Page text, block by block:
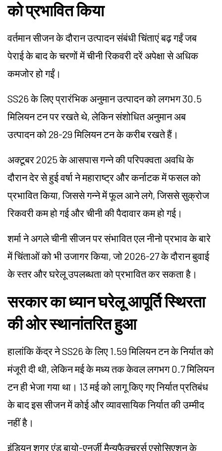
को प्रभावित किया
वर्तमान सीजन के दौरान उत्पादन संबंधी चिंताएं बढ़ गईं जब
पेराई के बाद के चरणों में चीनी रिकवरी दरें अपेक्षा से अधिक
कमजोर हो गईं।
SS26 के लिए प्रारंभिक अनुमान उत्पादन को लगभग 30.5
मिलियन टन पर रखते थे, लेकिन संशोधित अनुमान अब
उत्पादन को 28-29 मिलियन टन के करीब रखते हैं।
अक्टूबर 2025 के आसपास गन्ने की परिपक्वता अवधि के
दौरान देर से हुई वर्षा ने महाराष्ट्र और कर्नाटक में फसल को
प्रभावित किया, जिससे गन्ने में फूल आने लगे, जिससे सुक्रोज
रिकवरी कम हो गई और चीनी की पैदावार कम हो गई।
शर्मा ने अगले चीनी सीजन पर संभावित एल नीनो प्रभाव के बारे
में चिंताओं को भी उजागर किया, जो 2026-27 के दौरान बुवाई
के स्तर और घरेलू उपलब्धता को प्रभावित कर सकता है।
सरकार का ध्यान घरेलू आपूर्ति स्थिरता
की ओर स्थानांतरित हुआ
हालांकि केंद्र ने SS26 के लिए 1.59 मिलियन टन के निर्यात को
मंजूरी दी थी, लेकिन मई के मध्य तक केवल लगभग 0.7 मिलियन
टन ही भेजा गया था। 13 मई को लागू किए गए निर्यात प्रतिबंध
के बाद इस सीजन में कोई और व्यावसायिक निर्यात की उम्मीद
नहीं है।
इंडियन शुगर एंड बायो-एनर्जी मैन्युफैक्चरर्स एसोसिएशन के